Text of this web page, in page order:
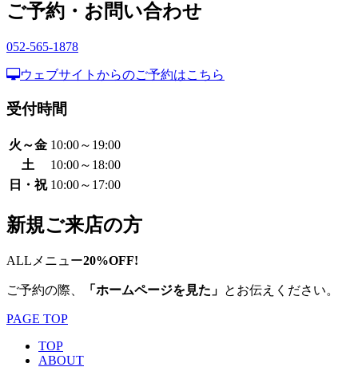
ご予約・お問い合わせ
052-565-1878
ウェブサイトからのご予約はこちら
受付時間
火～金 10:00～19:00
土
10:00～18:00
日・祝 10:00～17:00
新規ご来店の方
ALLメニュー20%OFF!
ご予約の際、 「ホームページを見た」 とお伝えください。
PAGE TOP
TOP
ABOUT